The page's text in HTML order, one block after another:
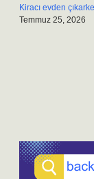
Kiracı evden
Temmuz 25, 2026